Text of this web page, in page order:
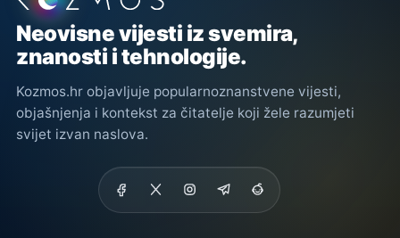
Neovisne vijesti iz svemira,
znanosti i tehnologije.
Kozmos.hr objavljuje popularnoznanstvene vijesti,
objašnjenja i kontekst za čitatelje koji žele razumjeti
svijet izvan naslova.